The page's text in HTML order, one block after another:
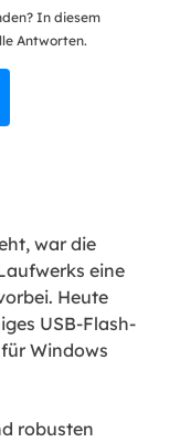
In diesem
Antworten.
war die
eine
Heute
USB-Flash-
Windows
robusten